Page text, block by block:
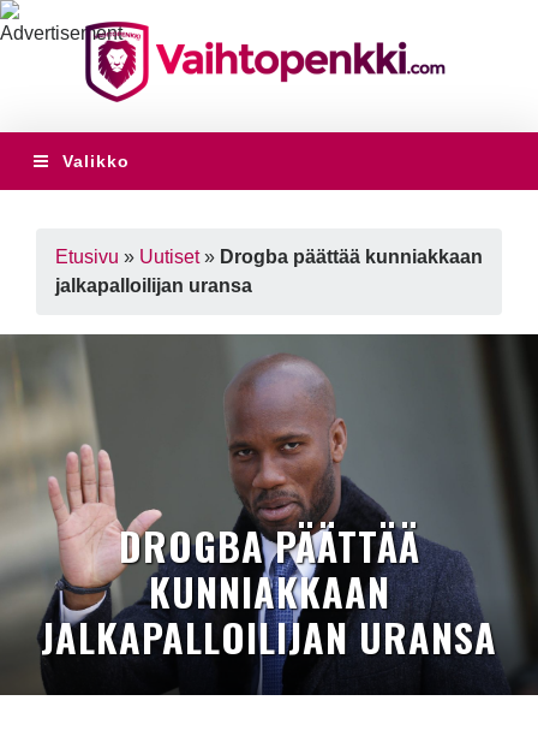
Valikko
Etusivu » Uutiset» Drogba päättää kunniakkaan
jalkapalloilijan uransa
DROGBA PÄÄTTÄÄ
KUNNIAKKAAN
JALKAPALLOILIJAN URANSA